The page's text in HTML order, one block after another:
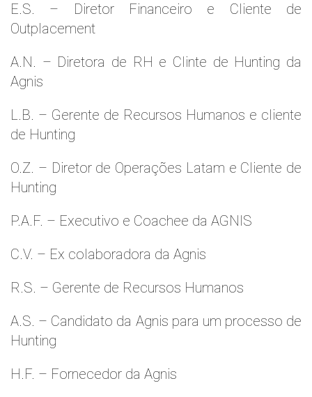
E.S. – Diretor Financeiro e Cliente de
Outplacement
A.N. – Diretora de RH e Clinte de Hunting da
Agnis
L.B. – Gerente de Recursos Humanos e cliente
de Hunting
O.Z. – Diretor de Operações Latam e Cliente de
Hunting
P.A.F. – Executivo e Coachee da AGNIS
C.V. – Ex colaboradora da Agnis
R.S. – Gerente de Recursos Humanos
A.S. – Candidato da Agnis para um processo de
Hunting
H.F. – Fornecedor da Agnis